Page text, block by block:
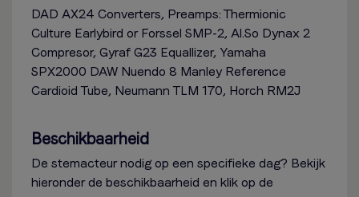
DAD AX24 Converters, Preamps: Thermionic
Culture Earlybird or Forssel SMP-2, Al.So Dynax 2
Compresor, Gyraf G23 Equallizer, Yamaha
SPX2000 DAW Nuendo 8 Manley Reference
Cardioid Tube, Neumann TLM 170, Horch RM2J
Beschikbaarheid
De stemacteur nodig op een specifieke dag? Bekijk
hieronder de beschikbaarheid en klik op de